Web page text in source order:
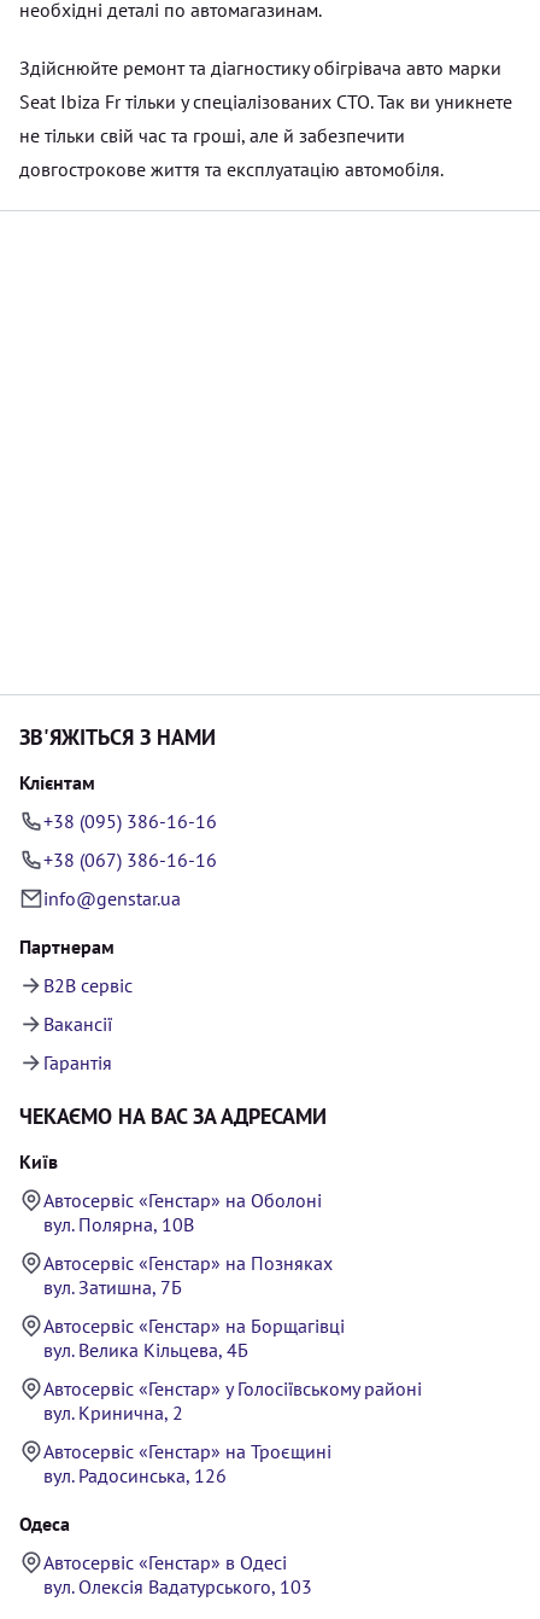
необхідні деталі по автомагазинам.
Здійснюйте ремонт та діагностику обігрівача авто марки
Seat Ibiza Fr тільки у спеціалізованих СТО. Так ви уникнете
не тільки свій час та гроші, але й забезпечити
довгострокове життя та експлуатацію автомобіля.
ЗВ'ЯЖІТЬСЯ З НАМИ
Клієнтам
+38 (095) 386-16-16
+38 (067) 386-16-16
info@genstar.ua
Партнерам
B2B сервіс
Вакансії
Гарантія
ЧЕКАЄМО НА ВАС ЗА АДРЕСАМИ
Київ
Автосервіс «Генстар» на Оболоні
вул. Полярна, 10В
Автосервіс «Генстар» на Позняках
вул. Затишна, 7Б
Автосервіс «Генстар» на Борщагівці
вул. Велика Кільцева, 4Б
Автосервіс «Генстар» у Голосіївському районі
вул. Кринична, 2
Автосервіс «Генстар» на Троєщині
вул. Радосинська, 126
Одеса
Автосервіс «Генстар» в Одесі
вул. Олексія Вадатурського, 103